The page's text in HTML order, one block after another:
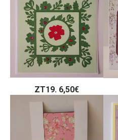
ZT19. 6,50€